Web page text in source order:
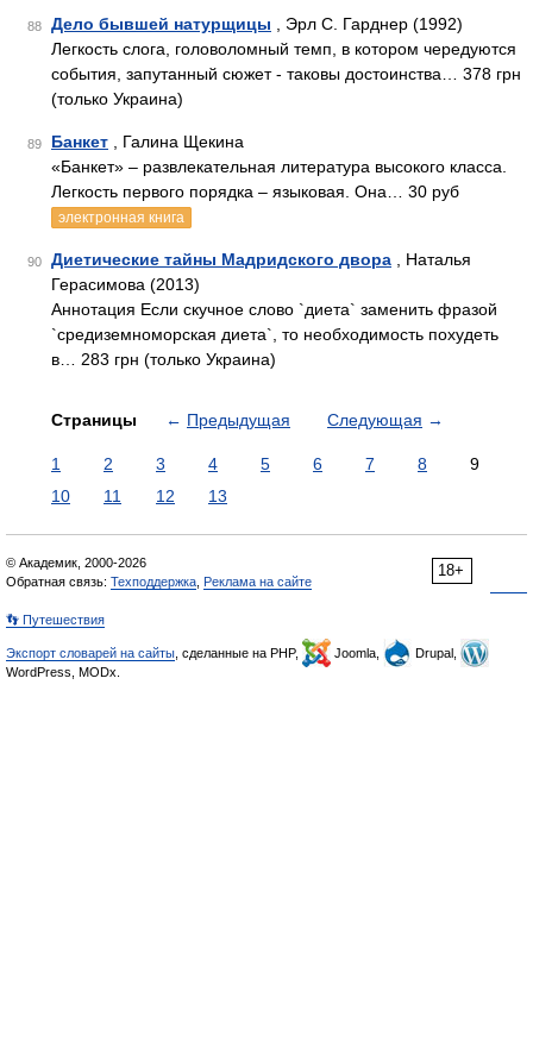
88 Дело бывшей натурщицы , Эрл С. Гарднер (1992)
Легкость слога, головоломный темп, в котором чередуются
события, запутанный сюжет - таковы достоинства… 378 грн
(только Украина)
89 Банкет , Галина Щекина
«Банкет» – развлекательная литература высокого класса.
Легкость первого порядка – языковая. Она… 30 руб
электронная книга
90 Диетические тайны Мадридского двора , Наталья
Герасимова (2013)
Аннотация Если скучное слово `диета` заменить фразой
`средиземноморская диета`, то необходимость похудеть
в… 283 грн (только Украина)
Страницы ← Предыдущая Следующая →
1 2 3 4 5 6 7 8
9
10
11 12 13
18+
© Академик, 2000-2026
Обратная связь: Техподдержка Реклама на сайте
👣 Путешествия
Экспорт словарей на сайты , сделанные на PHP, Joomla,
Drupal,
WordPress, MODx.